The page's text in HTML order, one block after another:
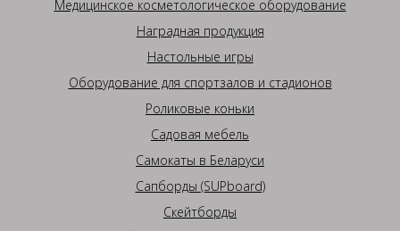
Медицинское косметологическое оборудование
Наградная продукция
Настольные игры
Оборудование для спортзалов и стадионов
Роликовые коньки
Садовая мебель
Самокаты в Беларуси
Сапборды (SUPboard)
Скейтборды